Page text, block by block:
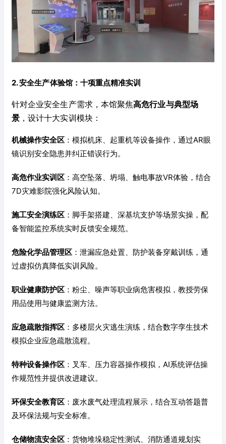
2. 安全生产体验馆：十项重点精准实训
针对企业安全生产需求，本馆聚焦高危行业与典型场
景 ，设计十大实训模块：
机械操作安全区 ：模拟机床、起重机等设备操作，通过AR眼
镜识别安全隐患并纠正错误行为。
高危作业实训区 ：高空坠落、坍塌、触电事故VR体验，结合
7D灾难影院强化风险认知。
施工安全演练区 ：脚手架搭建、深基坑支护等场景实操，配
备智能监控系统实时反馈安全规范。
危险化学品管理区 ：泄漏应急处置、防护装备穿戴训练，通
过虚拟仿真降低实训风险。
职业健康防护区 ：粉尘、噪声等职业病危害模拟，教授劳保
用品使用与健康监测方法。
应急疏散指挥区 ：多楼层火灾逃生演练，结合数字孪生技术
模拟企业应急疏散流程。
特种设备操作区 ：叉车、压力容器操作模拟，AI系统评估操
作规范性并提供改进建议。
环保安全教育区 ：废水废气处理流程展示，结合互动答题普
及环保法规与安全标准。
仓储物流安全区 ：货物堆垛稳定性测试、消防通道规划实